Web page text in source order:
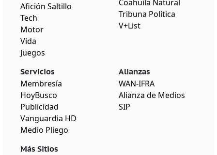
Afición Saltillo
Tech
Motor
Vida
Juegos
Coahuila Natural
Tribuna Política
V+List
Servicios
Membresía
HoyBusco
Publicidad
Vanguardia HD
Medio Pliego
Más Sitios
Alianzas
WAN-IFRA
Alianza de Medios
SIP